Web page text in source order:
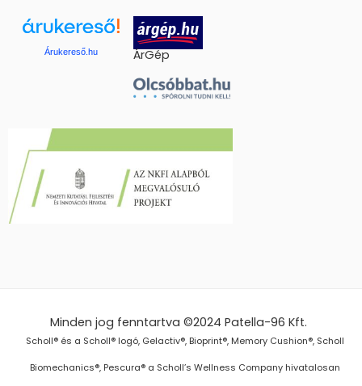
Árukereső.hu ÁrGép
Minden jog fenntartva ©2024Patella-96 Kft.
Scholl® és a Scholl® logó, Gelactiv®, Bioprint®, Memory Cushion®, Scholl
Biomechanics®, Pescura® a Scholl’s Wellness Company hivatalosan